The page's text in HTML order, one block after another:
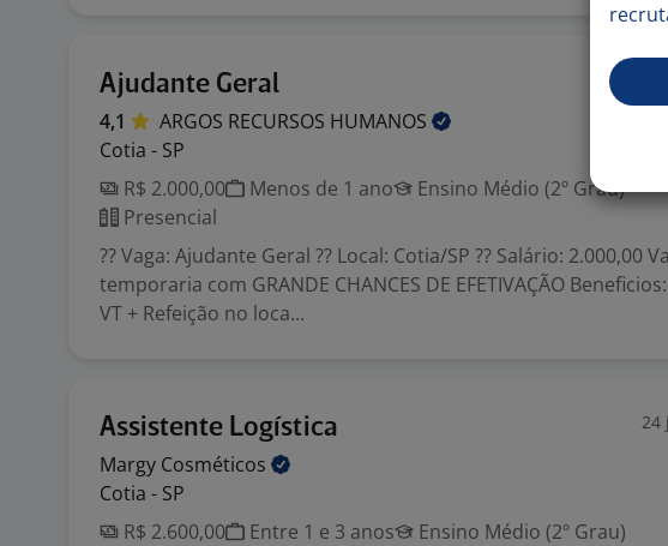
Ajudante Geral
4,1 ARGOS RECURSOS HUMANOS
Cotia - SP
R$ 2.000,00
Menos de 1 ano
Ensino Médio (2º Grau)
Presencial
?? Vaga: Ajudante Geral ?? Local: Cotia/SP ?? Salário: 2.000,00
temporaria com GRANDE CHANCES DE EFETIVAÇÃO Beneficios:
VT + Refeição no loca...
Assistente Logística 24
Margy Cosméticos
Cotia - SP
R$ 2.600,00
Entre 1 e 3 anos
Ensino Médio (2º Grau)